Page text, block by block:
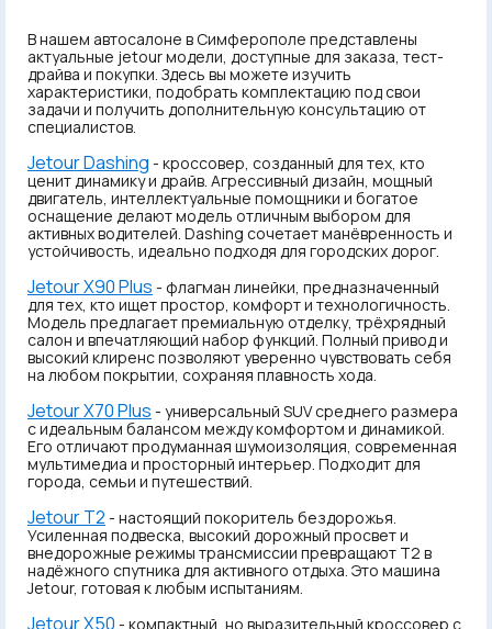
В нашем автосалоне в Симферополе представлены
актуальные jetour модели, доступные для заказа, тест-
драйва и покупки. Здесь вы можете изучить
характеристики, подобрать комплектацию под свои
задачи и получить дополнительную консультацию от
специалистов.
Jetour Dashing - кроссовер, созданный для тех, кто
ценит динамику и драйв. Агрессивный дизайн, мощный
двигатель, интеллектуальные помощники и богатое
оснащение делают модель отличным выбором для
активных водителей. Dashing сочетает манёвренность и
устойчивость, идеально подходя для городских дорог.
Jetour X90 Plus - флагман линейки, предназначенный
для тех, кто ищет простор, комфорт и технологичность.
Модель предлагает премиальную отделку, трёхрядный
салон и впечатляющий набор функций. Полный привод и
высокий клиренс позволяют уверенно чувствовать себя
на любом покрытии, сохраняя плавность хода.
Jetour X70 Plus - универсальный SUV среднего размера
с идеальным балансом между комфортом и динамикой.
Его отличают продуманная шумоизоляция, современная
мультимедиа и просторный интерьер. Подходит для
города, семьи и путешествий.
Jetour T2 - настоящий покоритель бездорожья.
Усиленная подвеска, высокий дорожный просвет и
внедорожные режимы трансмиссии превращают T2 в
надёжного спутника для активного отдыха. Это машина
Jetour, готовая к любым испытаниям.
Jetour X50 - компактный, но выразительный кроссовер с